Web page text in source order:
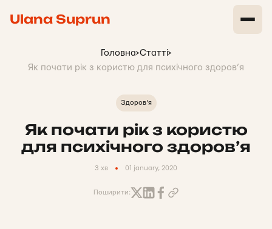
Ulana Suprun
Головна>Статті>
Як почати рік з користю для психічного здоров’я
Здоров'я
Як почати рік з користю
для психічного здоров’я
3 хв 01 january, 2020
Поширити: